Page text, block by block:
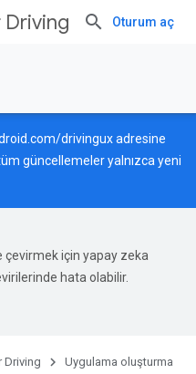
Oturum aç
drivinguxadresine
güncellemeler yalnızca yeni
çevirmek için yapay zeka
hata olabilir.
Driving Uygulama oluşturma